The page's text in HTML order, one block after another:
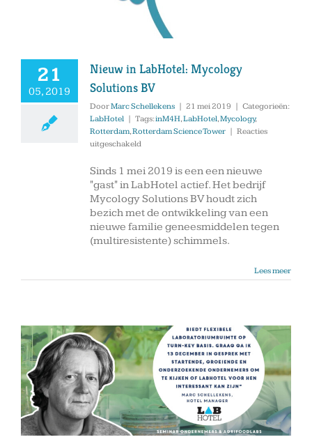
21
05, 2019
Nieuw in LabHotel: Mycology
Solutions BV
DoorMarc Schellekens | 21 mei 2019 | Categorieën:
LabHotel | Tags:inM4H,LabHotel,Mycology,
Rotterdam,Rotterdam Science Tower | Reacties
uitgeschakeld
in
LabHotel:
Mycology
Solutions
BV
Sinds 1 mei 2019 is een een nieuwe
"gast" in LabHotel actief. Het bedrijf
Mycology Solutions BV houdt zich
bezich met de ontwikkeling van een
nieuwe familie geneesmiddelen tegen
(multiresistente) schimmels.
Lees meer